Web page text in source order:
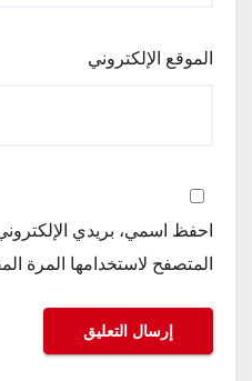
الموقع الإلكتروني
احفظ اسمي، بريدي
المتصفح لاستخدامها المرة